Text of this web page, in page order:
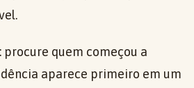
quem começou a
aparece primeiro em um